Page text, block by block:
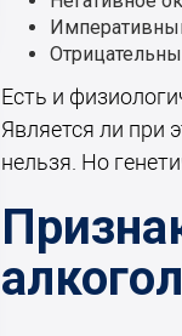
Есть и
Является ли при
нельзя. Но